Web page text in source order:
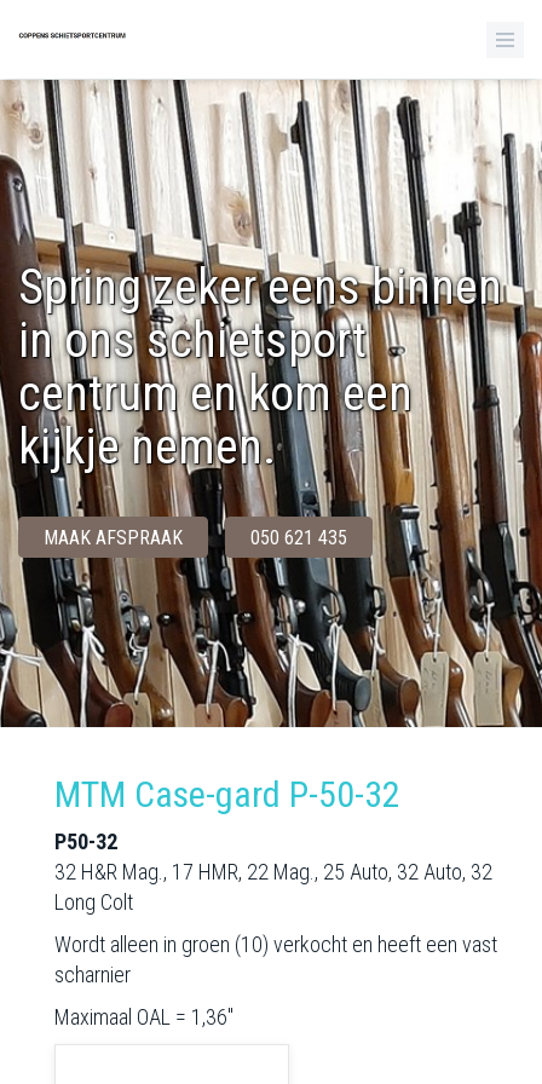
Spring zeker eens binnen
in ons schietsport
centrum en kom een
kijkje nemen.
MAAK AFSPRAAK 050 621 435
MTM Case-gard P-50-32
P50-32
32 H&R Mag., 17 HMR, 22 Mag., 25 Auto, 32 Auto, 32
Long Colt
Wordt alleen in groen (10) verkocht en heeft een vast
scharnier
Maximaal OAL = 1,36"